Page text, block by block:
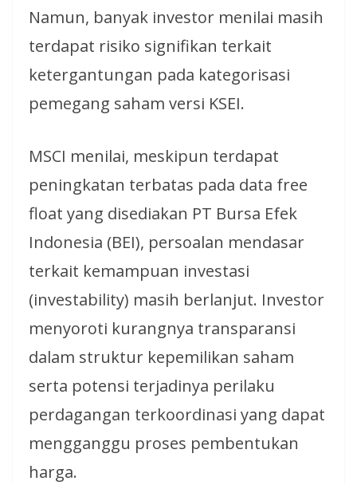
Namun, banyak investor menilai masih
terdapat risiko signifikan terkait
ketergantungan pada kategorisasi
pemegang saham versi KSEI.
MSCI menilai, meskipun terdapat
peningkatan terbatas pada data free
float yang disediakan PT Bursa Efek
Indonesia (BEI), persoalan mendasar
terkait kemampuan investasi
(investability) masih berlanjut. Investor
menyoroti kurangnya transparansi
dalam struktur kepemilikan saham
serta potensi terjadinya perilaku
perdagangan terkoordinasi yang dapat
mengganggu proses pembentukan
harga.